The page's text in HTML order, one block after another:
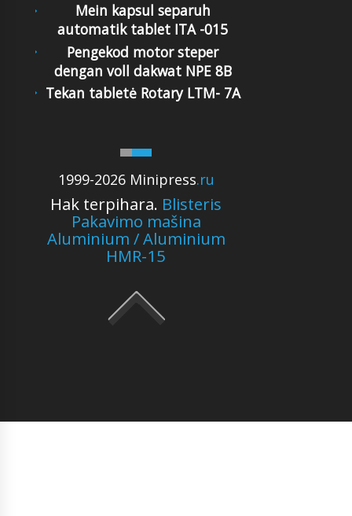
1999-2026 Minipress.ru
Hak terpihara. Blisteris
Pakavimo mašina
Aluminium / Aluminium
HMR-15
Mein kapsul separuh
automatik tablet ITA -015
Pengekod motor steper
dengan voll dakwat NPE 8B
Tekan tabletė Rotary LTM- 7A